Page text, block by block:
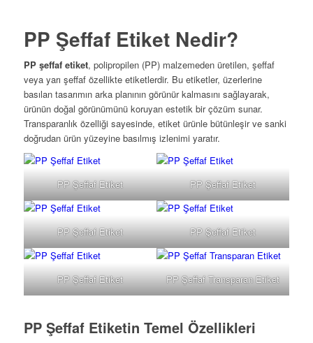
PP Şeffaf Etiket Nedir?
PP şeffaf etiket, polipropilen (PP) malzemeden üretilen, şeffaf
veya yarı şeffaf özellikte etiketlerdir. Bu etiketler, üzerlerine
basılan tasarımın arka planının görünür kalmasını sağlayarak,
ürünün doğal görünümünü koruyan estetik bir çözüm sunar.
Transparanlık özelliği sayesinde, etiket ürünle bütünleşir ve sanki
doğrudan ürün yüzeyine basılmış izlenimi yaratır.
PP Şeffaf Etiket PP Şeffaf Etiket
PP Şeffaf Etiket PP Şeffaf Etiket
PP Şeffaf Etiket PP Şeffaf Transparan Etiket
PP Şeffaf Etiketin Temel Özellikleri